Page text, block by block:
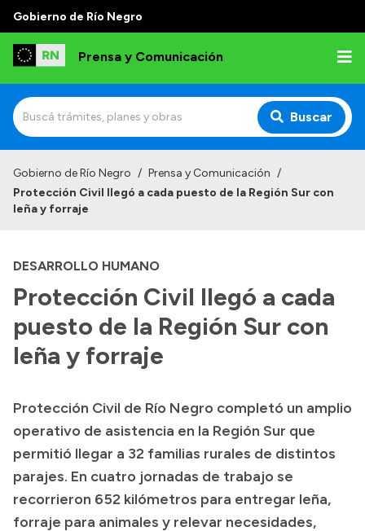
Gobierno de Río Negro
Prensa y Comunicación
Buscar
Institucional
Referentes de prensa
Archivo de noticias
Transparencia
Boletín Oficial
Compras y licitaciones
Consulta de expedientes
Consulta de pago a proveedores
Gobierno de Río Negro / Prensa y Comunicación /
Protección Civil llegó a cada puesto de la Región Sur con
leña y forraje
DESARROLLO HUMANO
Protección Civil llegó a cada
puesto de la Región Sur con
leña y forraje
Protección Civil de Río Negro completó un amplio
operativo de asistencia en la Región Sur que
permitió llegar a 32 familias rurales de distintos
parajes. En cuatro jornadas de trabajo se
recorrieron 652 kilómetros para entregar leña,
forraje para animales y relevar necesidades,